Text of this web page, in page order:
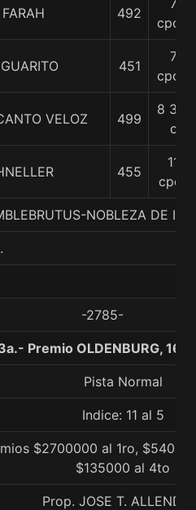
492
7
cpos.
451
7
cpos.
VELOZ 499
8 3/4
c
455
11
cpos
NOBLEZA DE
-2785-
Premio OLDENBURG,
Pista Normal
Indice: 11 al 5
$2700000 al 1ro,
$135000 al 4to
Prop. JOSE T. ALLENDE